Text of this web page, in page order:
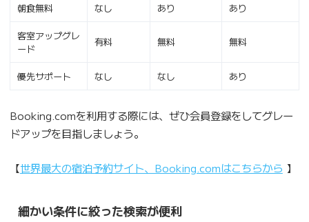
朝食無料 なし あり あり
客室アップグレ
ード
有料 無料 無料
優先サポート なし なし あり
Booking.comを利用する際には、ぜひ会員登録をしてグレー
ドアップを目指しましょう。
【世界最大の宿泊予約サイト、Booking.comはこちらから 】
細かい条件に絞った検索が便利